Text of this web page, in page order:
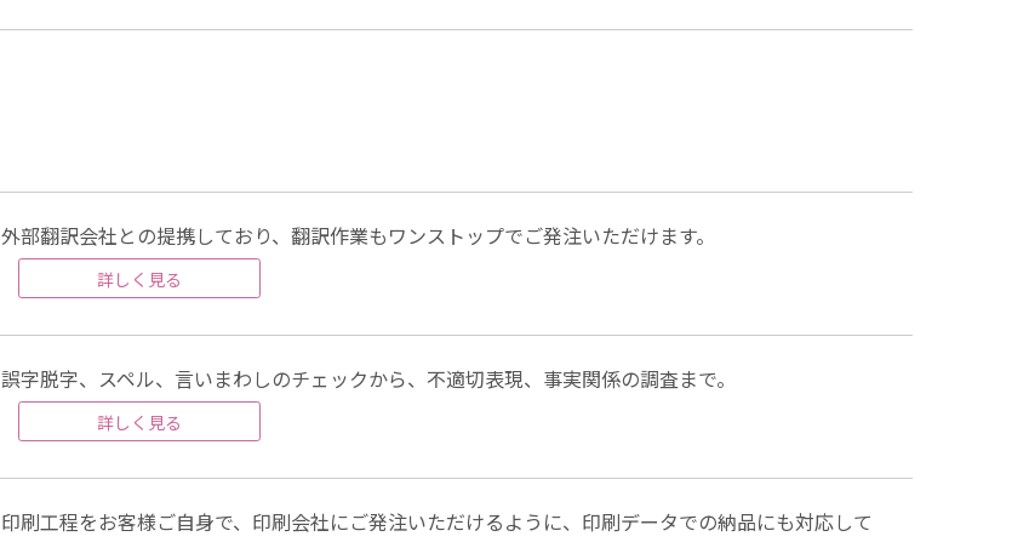
外部翻訳会社との提携しており、翻訳作業もワンストップでご発注いただけます。
詳しく見る
誤字脱字、スペル、言いまわしのチェックから、不適切表現、事実関係の調査まで。
詳しく見る
印刷工程をお客様ご自身で、印刷会社にご発注いただけるように、印刷データでの納品にも対応して